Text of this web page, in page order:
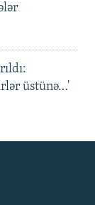
üstünə…'